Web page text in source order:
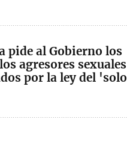
pide al Gobierno los
agresores sexuales
por la ley del 'solo